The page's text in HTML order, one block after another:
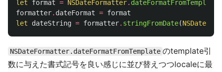
let
format = NSDateFormatter. dateFormatFromTemplate
formatter. dateFormat = format
let
dateString = formatter. stringFromDate(NSDate
NSDateFormatter.dateFormatFromTemplate のtemplate引
数に与えた書式記号を良い感じに並び替えつつlocaleに最